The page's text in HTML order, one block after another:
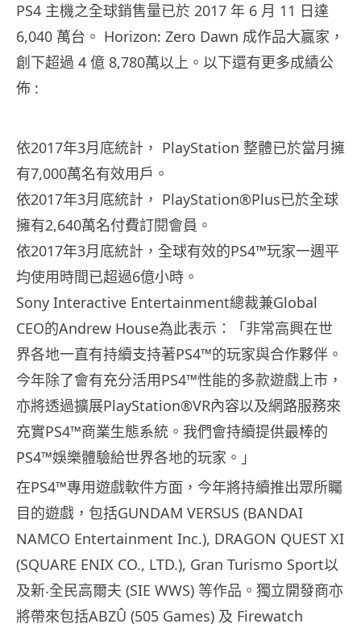
PS4 主機之全球銷售量已於 2017 年 6 月 11 日達
6,040 萬台。 Horizon: Zero Dawn 成作品大嬴家，
創下超過 4 億 8,780萬以上。以下還有更多成績公
佈 :
依2017年3月底統計， PlayStation 整體已於當月擁
有7,000萬名有效用戶。
依2017年3月底統計， PlayStation®Plus已於全球
擁有2,640萬名付費訂閱會員。
依2017年3月底統計，全球有效的PS4™玩家一週平
均使用時間已超過6億小時。
Sony Interactive Entertainment總裁兼Global
CEO的Andrew House為此表示：「非常高興在世
界各地一直有持續支持著PS4™的玩家與合作夥伴。
今年除了會有充分活用PS4™性能的多款遊戲上市，
亦將透過擴展PlayStation®VR內容以及網路服務來
充實PS4™商業生態系統。我們會持續提供最棒的
PS4™娛樂體驗給世界各地的玩家。」
在PS4™專用遊戲軟件方面，今年將持續推出眾所矚
目的遊戲，包括GUNDAM VERSUS (BANDAI
NAMCO Entertainment Inc.), DRAGON QUEST XI
(SQUARE ENIX CO., LTD.), Gran Turismo Sport以
及新‧全民高爾夫 (SIE WWS) 等作品。獨立開發商亦
將帶來包括ABZÛ (505 Games) 及 Firewatch